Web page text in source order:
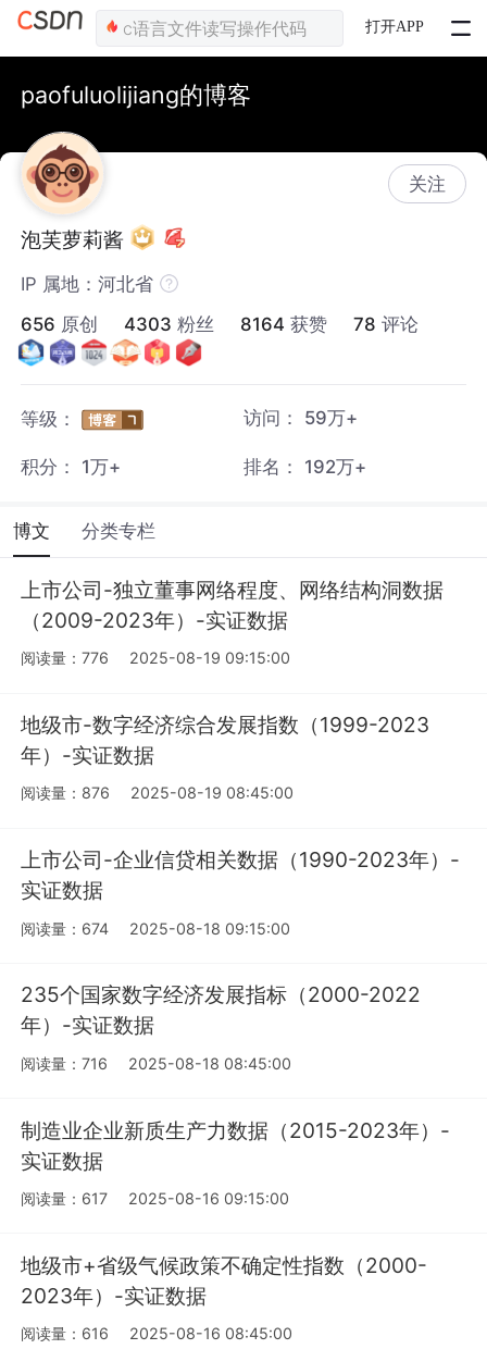
打开APP
paofuluolijiang的博客
关注
泡芙萝莉酱
IP 属地：河北省
656 原创 4303 粉丝 8164 获赞 78 评论
等级： 访问： 59万+
积分： 1万+ 排名： 192万+
博文 分类专栏
上市公司-独立董事网络程度、网络结构洞数据
（2009-2023年）-实证数据
阅读量：776 2025-08-19 09:15:00
地级市-数字经济综合发展指数（1999-2023
年）-实证数据
阅读量：876 2025-08-19 08:45:00
上市公司-企业信贷相关数据（1990-2023年）-
实证数据
阅读量：674 2025-08-18 09:15:00
235个国家数字经济发展指标（2000-2022
年）-实证数据
阅读量：716 2025-08-18 08:45:00
制造业企业新质生产力数据（2015-2023年）-
实证数据
阅读量：617 2025-08-16 09:15:00
地级市+省级气候政策不确定性指数（2000-
2023年）-实证数据
阅读量：616 2025-08-16 08:45:00